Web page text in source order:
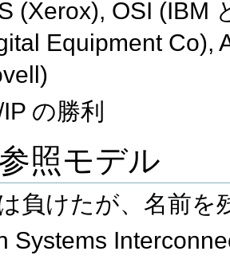
(Xerox), OSI (IBM
Equipment Co),
の勝利
照モデル
負けたが、名前を
Systems